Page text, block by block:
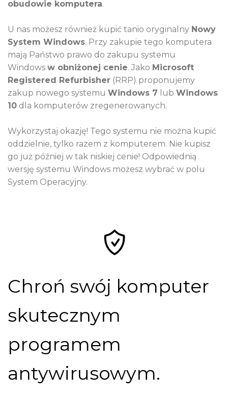
obudowie komputera.
U nas możesz również kupić tanio oryginalny Nowy
System Windows. Przy zakupie tego komputera
mają Państwo prawo do zakupu systemu
Windows w obniżonej cenie. Jako Microsoft
Registered Refurbisher (RRP) proponujemy
zakup nowego systemu Windows 7 lub Windows
10 dla komputerów zregenerowanych.
Wykorzystaj okazję! Tego systemu nie można kupić
oddzielnie, tylko razem z komputerem. Nie kupisz
go już później w tak niskiej cenie! Odpowiednią
wersję systemu Windows możesz wybrać w polu
System Operacyjny.
Chroń swój komputer
skutecznym
programem
antywirusowym.